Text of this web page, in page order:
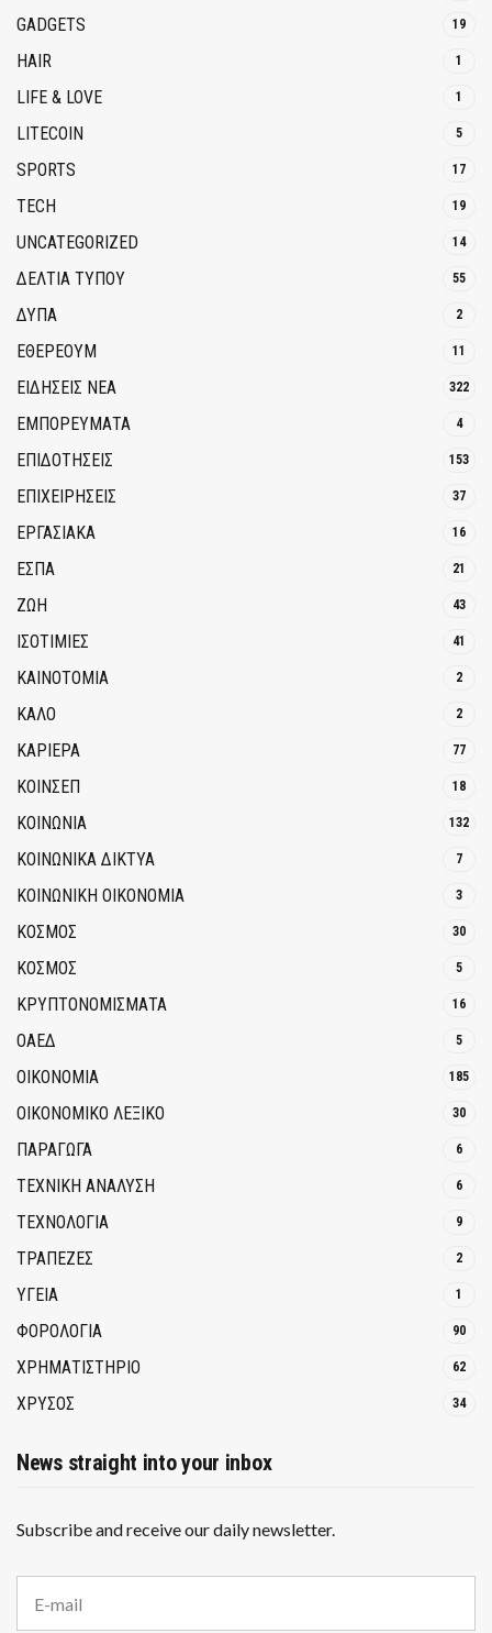
GADGETS 19
HAIR 1
LIFE & LOVE 1
LITECOIN 5
SPORTS 17
TECH 19
UNCATEGORIZED 14
ΔΕΛΤΙΑ ΤΥΠΟΥ 55
ΔΥΠΑ 2
ΕΘΈΡΕΟΥΜ 11
ΕΙΔΗΣΕΙΣ ΝΕΑ 322
ΕΜΠΟΡΕΥΜΑΤΑ 4
ΕΠΙΔΟΤΗΣΕΙΣ 153
ΕΠΙΧΕΙΡΗΣΕΙΣ 37
ΕΡΓΑΣΙΑΚΑ 16
ΕΣΠΑ 21
ΖΩΗ 43
ΙΣΟΤΙΜΙΕΣ 41
ΚΑΙΝΟΤΟΜΊΑ 2
ΚΑΛΟ 2
ΚΑΡΙΕΡΑ 77
ΚΟΙΝΣΕΠ 18
ΚΟΙΝΩΝΙΑ 132
ΚΟΙΝΩΝΙΚΆ ΔΊΚΤΥΑ 7
ΚΟΙΝΩΝΙΚΉ ΟΙΚΟΝΟΜΊΑ 3
ΚΟΣΜΟΣ 30
ΚΟΣΜΟΣ 5
ΚΡΥΠΤΟΝΟΜΊΣΜΑΤΑ 16
ΟΑΕΔ 5
ΟΙΚΟΝΟΜΙΑ 185
ΟΙΚΟΝΟΜΙΚΟ ΛΕΞΙΚΟ 30
ΠΑΡΑΓΩΓΑ 6
ΤΕΧΝΙΚΗ ΑΝΑΛΥΣΗ 6
ΤΕΧΝΟΛΟΓΙΑ 9
ΤΡΆΠΕΖΕΣ 2
ΥΓΕΙΑ 1
ΦΟΡΟΛΟΓΙΑ 90
ΧΡΗΜΑΤΙΣΤΗΡΙΟ 62
ΧΡΥΣΟΣ 34
News straight into your inbox
Subscribe and receive our daily newsletter.
a